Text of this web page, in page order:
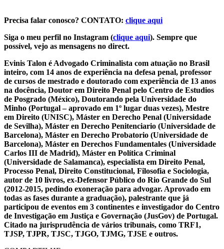
Precisa falar conosco? CONTATO: clique aqui
Siga o meu perfil no Instagram (clique aqui). Sempre que
possível, vejo as mensagens no direct.
Evinis Talon é Advogado Criminalista com atuação no Brasil
inteiro, com 14 anos de experiência na defesa penal, professor
de cursos de mestrado e doutorado com experiência de 13 anos
na docência, Doutor em Direito Penal pelo Centro de Estudios
de Posgrado (México), Doutorando pela Universidade do
Minho (Portugal – aprovado em 1º lugar duas vezes), Mestre
em Direito (UNISC), Máster en Derecho Penal (Universidade
de Sevilha), Máster en Derecho Penitenciario (Universidade de
Barcelona), Máster en Derecho Probatorio (Universidade de
Barcelona), Máster en Derechos Fundamentales (Universidade
Carlos III de Madrid), Máster en Política Criminal
(Universidade de Salamanca), especialista em Direito Penal,
Processo Penal, Direito Constitucional, Filosofia e Sociologia,
autor de 10 livros, ex-Defensor Público do Rio Grande do Sul
(2012-2015, pedindo exoneração para advogar. Aprovado em
todas as fases durante a graduação), palestrante que já
participou de eventos em 3 continentes e investigador do Centro
de Investigação em Justiça e Governação (JusGov) de Portugal.
Citado na jurisprudência de vários tribunais, como TRF1,
TJSP, TJPR, TJSC, TJGO, TJMG, TJSE e outros.